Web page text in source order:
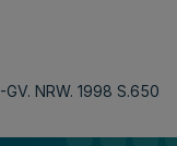
-GV. NRW. 1998 S.650